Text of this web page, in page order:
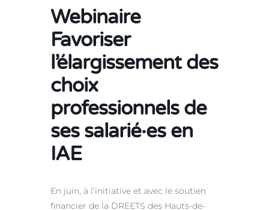
Webinaire
Favoriser
l’élargissement des
choix
professionnels de
ses salarié·es en
IAE
En juin, à l’initiative et avec le soutien
financier de la DREETS des Hauts-de-